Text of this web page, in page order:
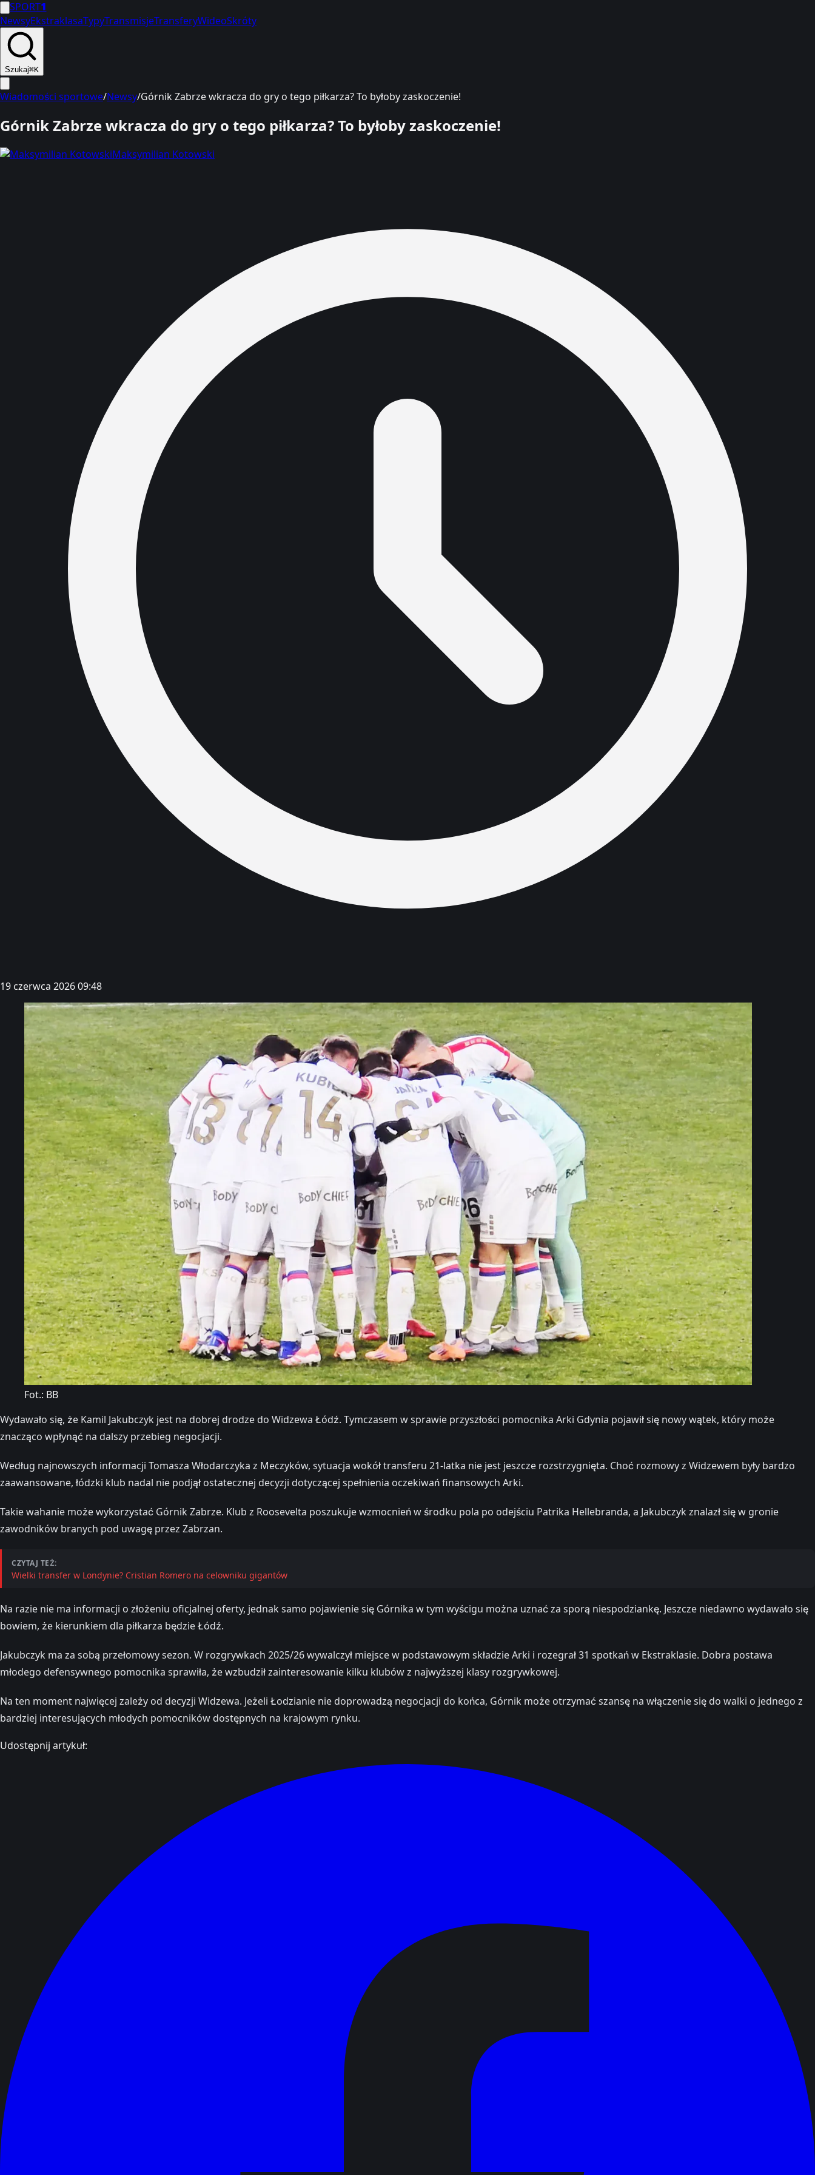
SPORT1
NewsyEkstraklasaTypyTransmisjeTransferyWideoSkróty
Szukaj⌘K
Wiadomości sportowe/Newsy/Górnik Zabrze wkracza do gry o tego piłkarza? To byłoby zaskoczenie!
Górnik Zabrze wkracza do gry o tego piłkarza? To byłoby zaskoczenie!
Maksymilian Kotowski
19 czerwca 2026 09:48
Fot.: BB
Wydawało się, że Kamil Jakubczyk jest na dobrej drodze do Widzewa Łódź. Tymczasem w sprawie przyszłości pomocnika Arki Gdynia pojawił się nowy wątek, który może
znacząco wpłynąć na dalszy przebieg negocjacji.
Według najnowszych informacji Tomasza Włodarczyka z Meczyków, sytuacja wokół transferu 21-latka nie jest jeszcze rozstrzygnięta. Choć rozmowy z Widzewem były bardzo
zaawansowane, łódzki klub nadal nie podjął ostatecznej decyzji dotyczącej spełnienia oczekiwań finansowych Arki.
Takie wahanie może wykorzystać Górnik Zabrze. Klub z Roosevelta poszukuje wzmocnień w środku pola po odejściu Patrika Hellebranda, a Jakubczyk znalazł się w gronie
zawodników branych pod uwagę przez Zabrzan.
CZYTAJ TEŻ:
Wielki transfer w Londynie? Cristian Romero na celowniku gigantów
Na razie nie ma informacji o złożeniu oficjalnej oferty, jednak samo pojawienie się Górnika w tym wyścigu można uznać za sporą niespodziankę. Jeszcze niedawno wydawało się
bowiem, że kierunkiem dla piłkarza będzie Łódź.
Jakubczyk ma za sobą przełomowy sezon. W rozgrywkach 2025/26 wywalczył miejsce w podstawowym składzie Arki i rozegrał 31 spotkań w Ekstraklasie. Dobra postawa
młodego defensywnego pomocnika sprawiła, że wzbudził zainteresowanie kilku klubów z najwyższej klasy rozgrywkowej.
Na ten moment najwięcej zależy od decyzji Widzewa. Jeżeli Łodzianie nie doprowadzą negocjacji do końca, Górnik może otrzymać szansę na włączenie się do walki o jednego z
bardziej interesujących młodych pomocników dostępnych na krajowym rynku.
Udostępnij artykuł: